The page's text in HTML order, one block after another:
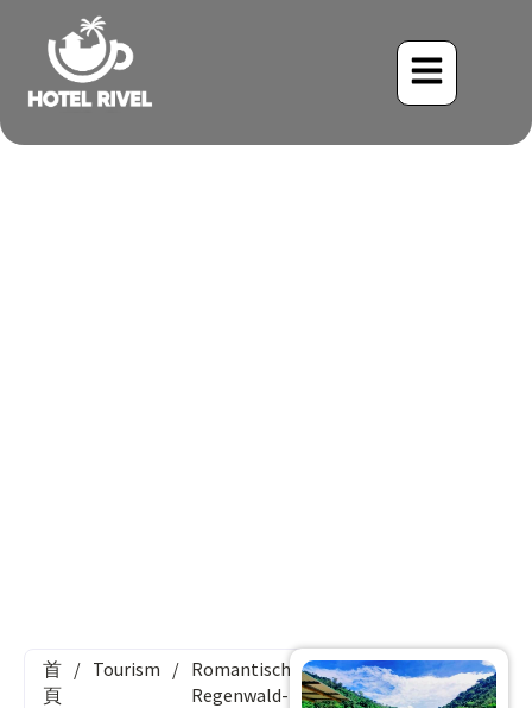
首
頁
/ Tourism / Romantische
Regenwald-